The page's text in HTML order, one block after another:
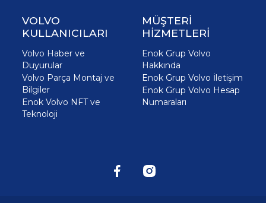
VOLVO
KULLANICILARI
Volvo Haber ve
Duyurular
Volvo Parça Montaj ve
Bilgiler
Enok Volvo NFT ve
Teknoloji
MÜŞTERİ
HİZMETLERİ
Enok Grup Volvo
Hakkında
Enok Grup Volvo İletişim
Enok Grup Volvo Hesap
Numaraları